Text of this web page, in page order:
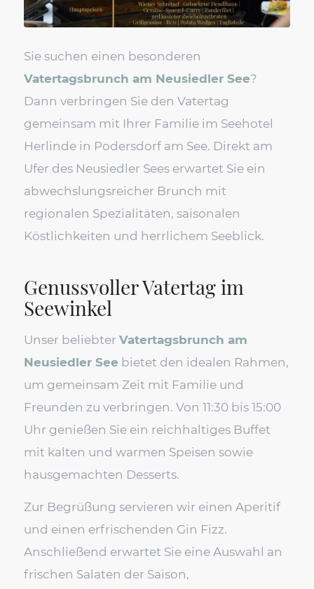
Sie suchen einen besonderen
Vatertagsbrunch am Neusiedler See?
Dann verbringen Sie den Vatertag
gemeinsam mit Ihrer Familie im Seehotel
Herlinde in Podersdorf am See. Direkt am
Ufer des Neusiedler Sees erwartet Sie ein
abwechslungsreicher Brunch mit
regionalen Spezialitäten, saisonalen
Köstlichkeiten und herrlichem Seeblick.
Genussvoller Vatertag im
Seewinkel
Unser beliebter Vatertagsbrunch am
Neusiedler See bietet den idealen Rahmen,
um gemeinsam Zeit mit Familie und
Freunden zu verbringen. Von 11:30 bis 15:00
Uhr genießen Sie ein reichhaltiges Buffet
mit kalten und warmen Speisen sowie
hausgemachten Desserts.
Zur Begrüßung servieren wir einen Aperitif
und einen erfrischenden Gin Fizz.
Anschließend erwartet Sie eine Auswahl an
frischen Salaten der Saison,